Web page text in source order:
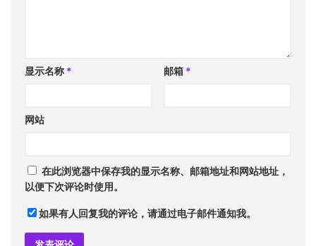
显示名称 * 邮箱 *
网站
在此浏览器中保存我的显示名称、邮箱地址和网站地址，
以便下次评论时使用。
如果有人回复我的评论，请通过电子邮件通知我。